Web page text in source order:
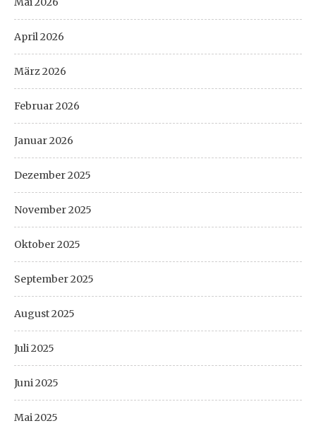
April 2026
März 2026
Februar 2026
Januar 2026
Dezember 2025
November 2025
Oktober 2025
September 2025
August 2025
Juli 2025
Juni 2025
Mai 2025